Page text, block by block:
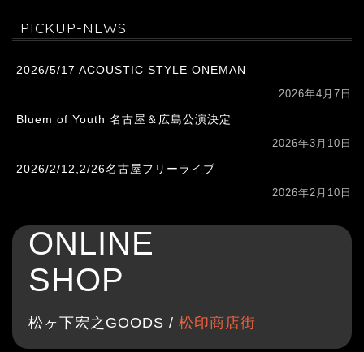
PICKUP-NEWS
2026/5/17 ACOUSTIC STYLE ONEMAN
2026年4月7日
Bluem of Youth 名古屋＆広島公演決定
2026年3月10日
2026/2/12,2/26名古屋フリーライブ
2026年2月10日
ONLINE
SHOP
松ヶ下宏之GOODS / 松印商店街